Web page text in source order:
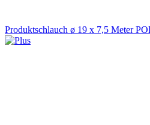
Produktschlauch ø 19 x 7,5 Meter